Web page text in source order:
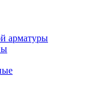
арматуры